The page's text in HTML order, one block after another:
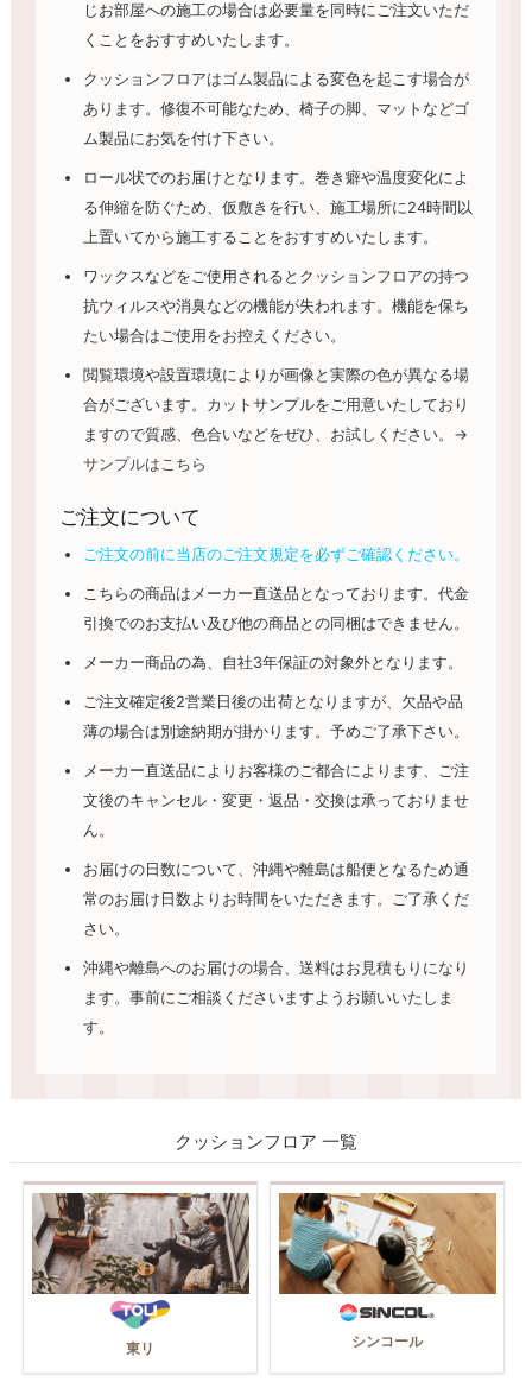
じお部屋への施工の場合は必要量を同時にご注文いただ
くことをおすすめいたします。
クッションフロアはゴム製品による変色を起こす場合が
あります。修復不可能なため、椅子の脚、マットなどゴ
ム製品にお気を付け下さい。
ロール状でのお届けとなります。巻き癖や温度変化によ
る伸縮を防ぐため、仮敷きを行い、施工場所に24時間以
上置いてから施工することをおすすめいたします。
ワックスなどをご使用されるとクッションフロアの持つ
抗ウィルスや消臭などの機能が失われます。機能を保ち
たい場合はご使用をお控えください。
閲覧環境や設置環境によりが画像と実際の色が異なる場
合がございます。カットサンプルをご用意いたしており
ますので質感、色合いなどをぜひ、お試しください。→
サンプルはこちら
ご注文について
ご注文の前に当店のご注文規定を必ずご確認ください。
こちらの商品はメーカー直送品となっております。代金
引換でのお支払い及び他の商品との同梱はできません。
メーカー商品の為、自社3年保証の対象外となります。
ご注文確定後2営業日後の出荷となりますが、欠品や品
薄の場合は別途納期が掛かります。予めご了承下さい。
メーカー直送品によりお客様のご都合によります、ご注
文後のキャンセル・変更・返品・交換は承っておりませ
ん。
お届けの日数について、沖縄や離島は船便となるため通
常のお届け日数よりお時間をいただきます。ご了承くだ
さい。
沖縄や離島へのお届けの場合、送料はお見積もりになり
ます。事前にご相談くださいますようお願いいたしま
す。
クッションフロア 一覧
東リ シンコール